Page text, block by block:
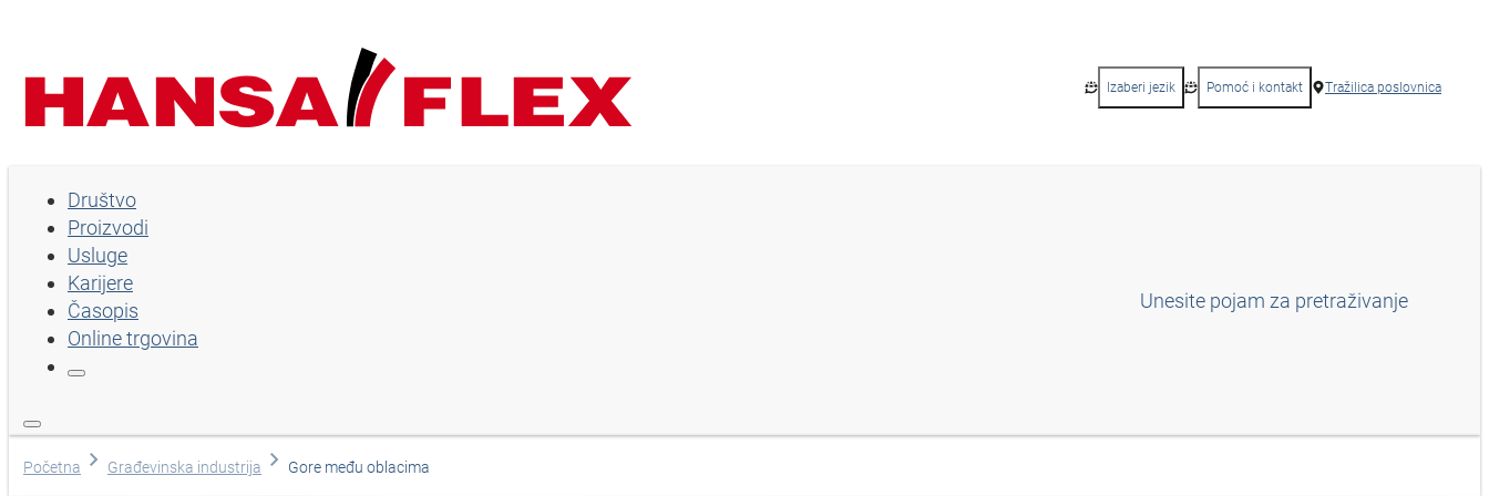
Izaberi jezik Pomoć i kontakt Tražilica poslovnica
Društvo
Proizvodi
Usluge
Karijere
Časopis
Online trgovina
Početna Građevinska industrija Gore među oblacima
Društvo
Proizvodi
Usluge
Karijere
Izaberi jezik
Pomoć i kontakt